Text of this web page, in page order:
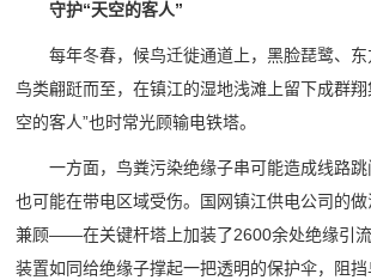
守护“天空的客人”
每年冬春，候鸟迁徙通道上，黑脸琵鹭、
鸟类翩跹而至，在镇江的湿地浅滩上留下成群
空的客人”也时常光顾输电铁塔。
一方面，鸟粪污染绝缘子串可能造成线路
也可能在带电区域受伤。国网镇江供电公司的做
兼顾——在关键杆塔上加装了2600余处绝缘引
装置如同给绝缘子撑起一把透明的保护伞，阻